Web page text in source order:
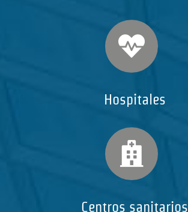
Hospitales
Centros sanitarios